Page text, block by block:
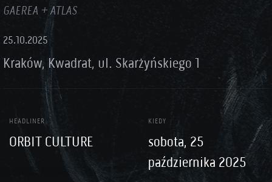
GAEREA + ATLAS
25.10.2025
Kraków, Kwadrat, ul. Skarżyńskiego 1
HEADLINER
ORBIT CULTURE
KIEDY
sobota, 25
października 2025